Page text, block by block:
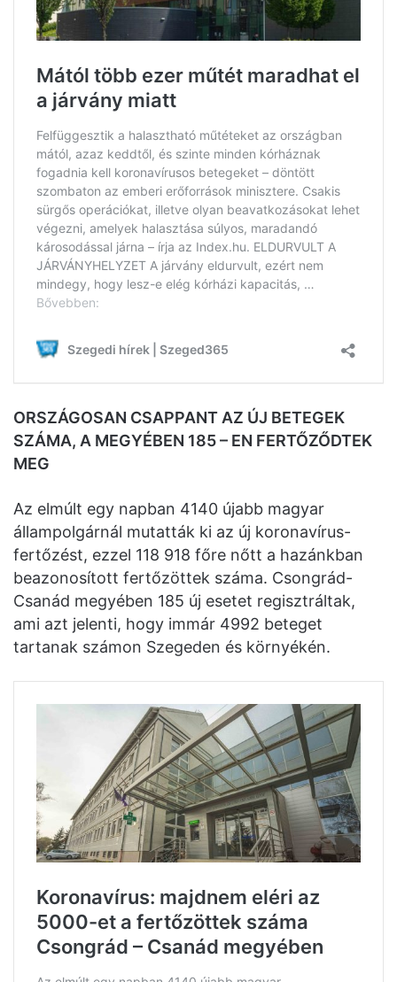
ORSZÁGOSAN CSAPPANT AZ ÚJ BETEGEK
SZÁMA, A MEGYÉBEN 185 – EN FERTŐZŐDTEK
MEG
Az elmúlt egy napban 4140 újabb magyar
állampolgárnál mutatták ki az új koronavírus-
fertőzést, ezzel 118 918 főre nőtt a hazánkban
beazonosított fertőzöttek száma. Csongrád-
Csanád megyében 185 új esetet regisztráltak,
ami azt jelenti, hogy immár 4992 beteget
tartanak számon Szegeden és környékén.